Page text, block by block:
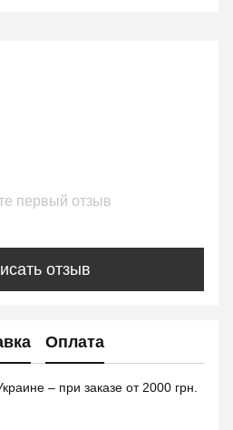
первый отзыв
отзыв
Оплата
– при заказе от 2000 грн.